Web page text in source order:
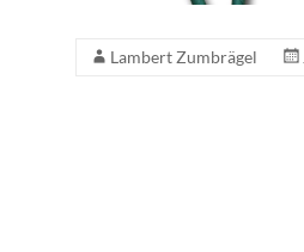
Lambert Zumbrägel